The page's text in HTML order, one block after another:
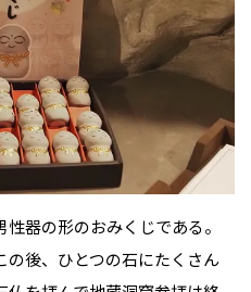
器の形のおみくじである。
の後、ひとつの石にたくさん